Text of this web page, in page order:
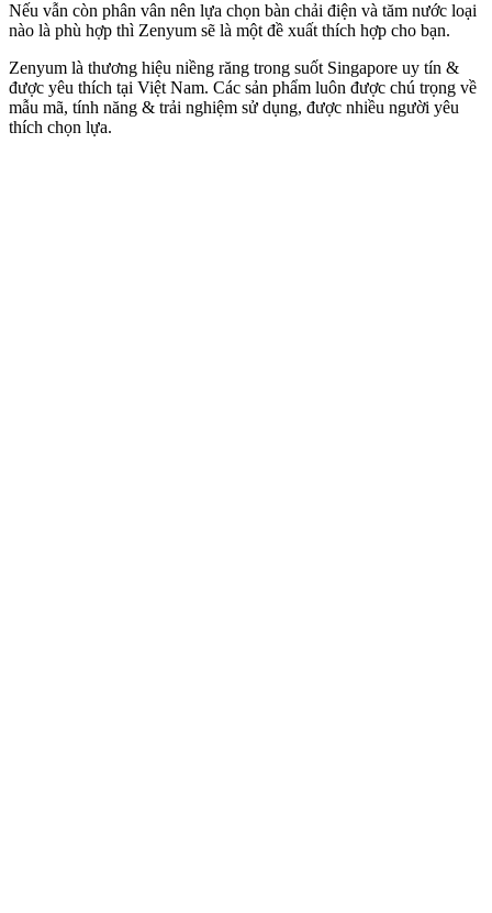
Nếu vẫn còn phân vân nên lựa chọn bàn chải điện và tăm nước loại
nào là phù hợp thì Zenyum sẽ là một đề xuất thích hợp cho bạn.
Zenyum là thương hiệu niềng răng trong suốt Singapore uy tín &
được yêu thích tại Việt Nam. Các sản phẩm luôn được chú trọng về
mẫu mã, tính năng & trải nghiệm sử dụng, được nhiều người yêu
thích chọn lựa.